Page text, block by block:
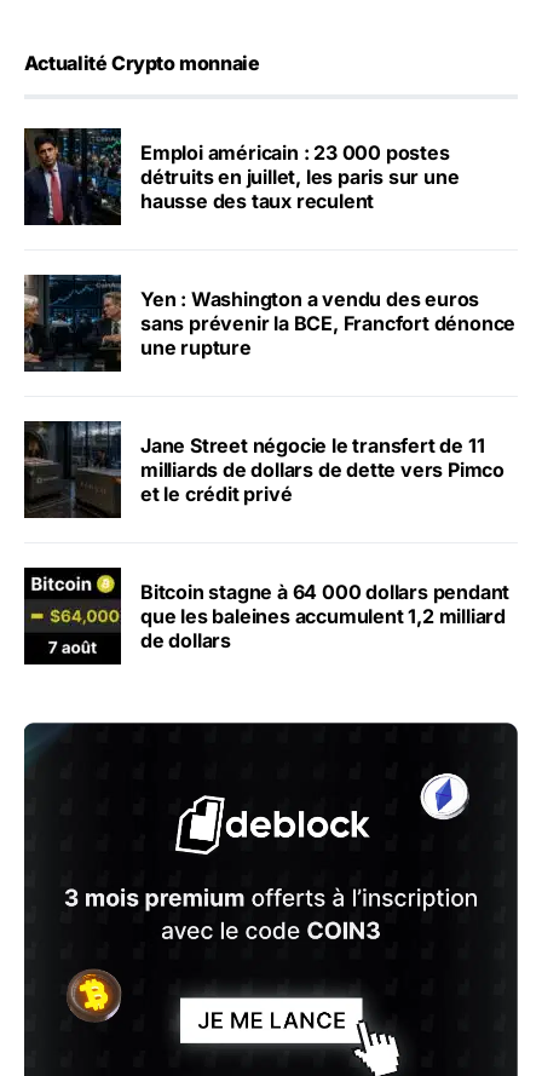
Actualité Crypto monnaie
Emploi américain : 23 000 postes
détruits en juillet, les paris sur une
hausse des taux reculent
Yen : Washington a vendu des euros
sans prévenir la BCE, Francfort dénonce
une rupture
Jane Street négocie le transfert de 11
milliards de dollars de dette vers Pimco
et le crédit privé
Bitcoin stagne à 64 000 dollars pendant
que les baleines accumulent 1,2 milliard
de dollars